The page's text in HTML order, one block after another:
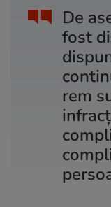
De
fost
rem